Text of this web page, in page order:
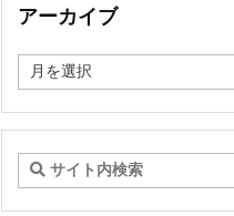
ゴ
ー
アーカイブ
ー
イ